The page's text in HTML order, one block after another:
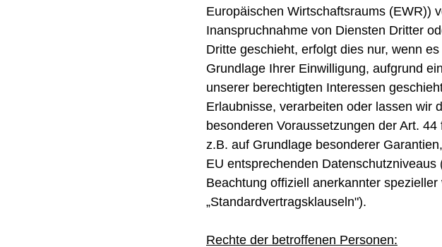
Europäischen Wirtschaftsraums (EWR))
Inanspruchnahme von Diensten Dritter
Dritte geschieht, erfolgt dies nur, wenn
Grundlage Ihrer Einwilligung, aufgrund
unserer berechtigten Interessen
Erlaubnisse, verarbeiten oder lassen wir
besonderen Voraussetzungen der Art.
z.B. auf Grundlage besonderer
EU entsprechenden
Beachtung offiziell anerkannter
„Standardvertragsklauseln").
Rechte der betroffenen Personen: